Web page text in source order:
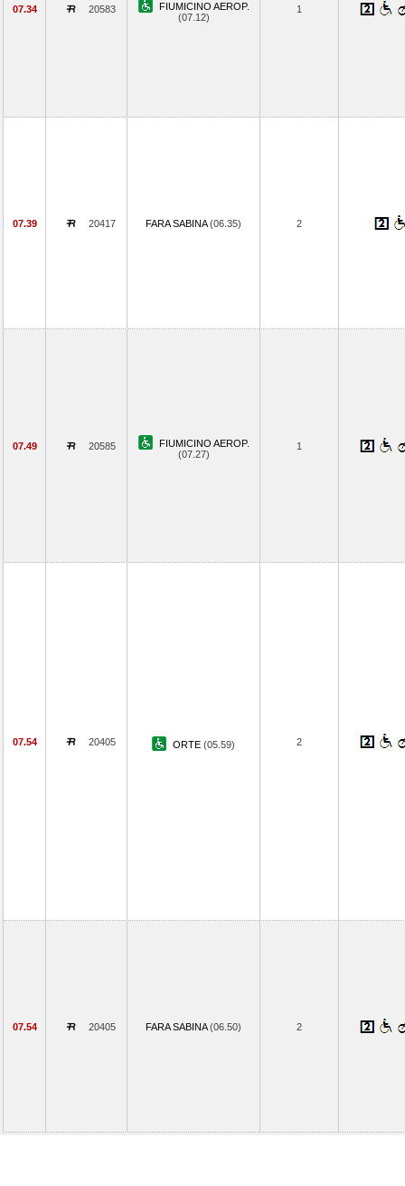
07.34 20583
FIUMICINO AEROP.
(07.12)
1
07.39 20417 FARA SABINA(06.35) 2
07.49 20585
FIUMICINO AEROP.
(07.27)
1
07.54 20405 ORTE (05.59) 2
07.54 20405 FARA SABINA(06.50) 2